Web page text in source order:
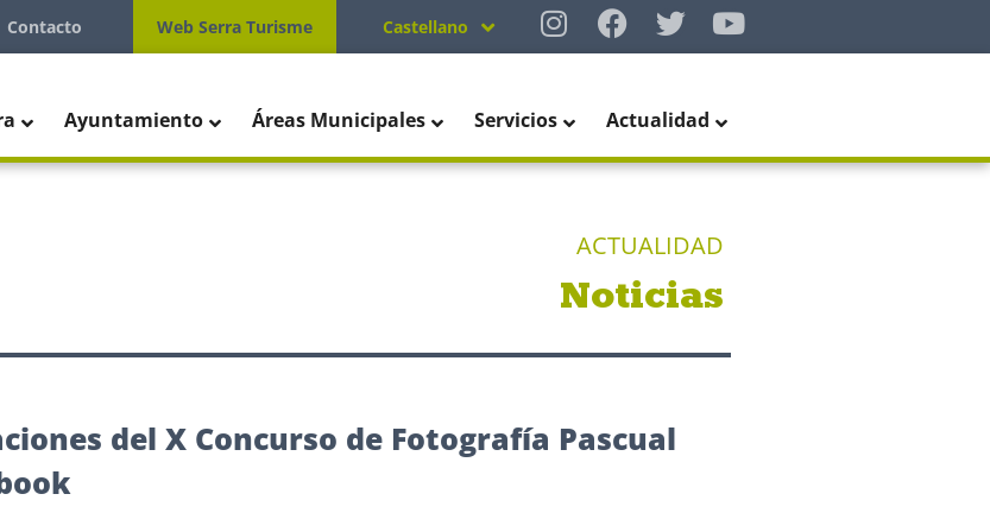
Contacto Web Serra Turisme Castellano
Ayuntamiento Áreas Municipales Servicios Actualidad
ACTUALIDAD
Noticias
del X Concurso de Fotografía Pascual